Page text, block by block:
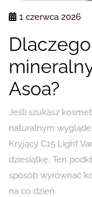
1 czerwca 2026
Asoa?
Jeśli szukasz
naturalnym
Kryjący C15 Light
dziesiątkę. Ten
sposób wyrównać
na co dzień.